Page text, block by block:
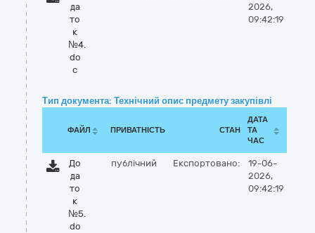
да
то
к
№4.
do
c
2026,
09:42:19
Тип документа: Технічний опис предмету закупівлі
ФАЙЛ ПРИВАТНІСТЬ СТАН
ДАТА
ТА
ЧАС
До
да
то
к
№5.
do
публічний Експортовано:
19-06-
2026,
09:42:19